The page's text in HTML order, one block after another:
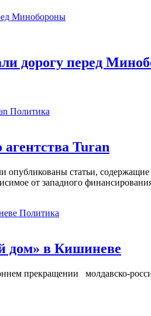
дорогу перед
Политика
Turan
опубликованы статьи,
от западного
Политика
дом» в Кишиневе
прекращении молдавско-